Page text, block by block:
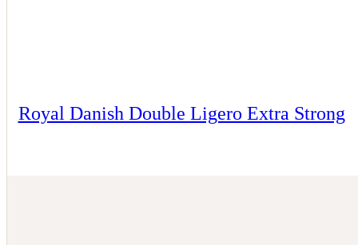
Royal Danish Double Ligero Extra Strong